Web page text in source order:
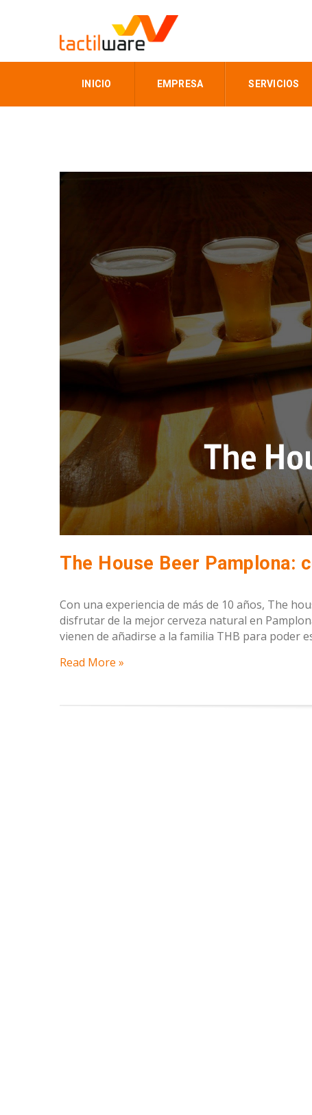
INICIO EMPRESA SERVICIOS
The House Beer Pamplona:
Con una experiencia de más de 10 años, The
disfrutar de la mejor cerveza natural en
vienen de añadirse a la familia THB para poder
Read More »